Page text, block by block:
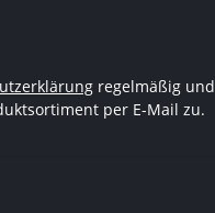
regelmäßig und
per E-Mail zu.